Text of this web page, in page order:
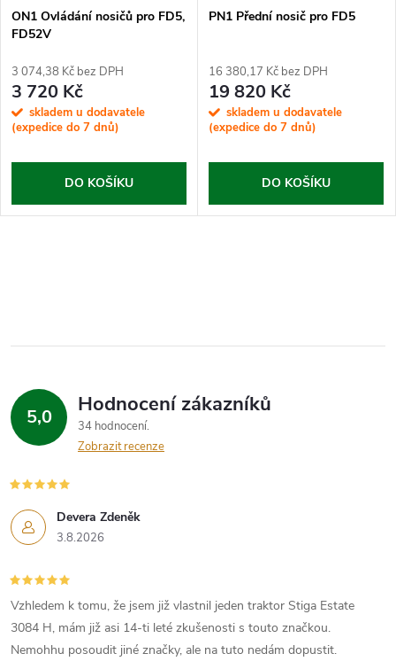
ON1 Ovládání nosičů pro FD5,
FD52V
3 074,38 Kč bez DPH
3 720 Kč
skladem u dodavatele
(expedice do 7 dnů)
DO KOŠÍKU
PN1 Přední nosič pro FD5
16 380,17 Kč bez DPH
19 820 Kč
skladem u dodavatele
(expedice do 7 dnů)
DO KOŠÍKU
5,0 Hodnocení zákazníků
34 hodnocení
Zobrazit recenze
Devera Zdeněk
3.8.2026
Vzhledem k tomu, že jsem již vlastnil jeden traktor Stiga Estate
3084 H, mám již asi 14-ti leté zkušenosti s touto značkou.
Nemohhu posoudit jiné značky, ale na tuto nedám dopustit.